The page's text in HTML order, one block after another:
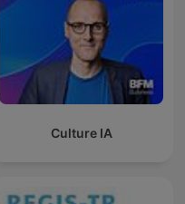
Culture IA